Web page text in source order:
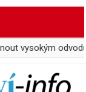
odvodům